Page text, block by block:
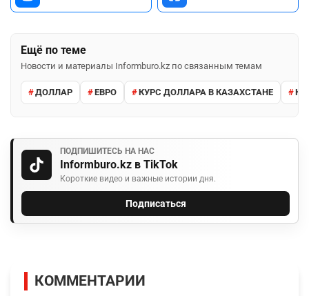
Ещё по теме
Новости и материалы Informburo.kz по связанным темам
ДОЛЛАР ЕВРО КУРС ДОЛЛАРА В КАЗАХСТАНЕ
ПОДПИШИТЕСЬ НА НАС
Informburo.kz в TikTok
Короткие видео и важные истории дня.
Подписаться
КОММЕНТАРИИ